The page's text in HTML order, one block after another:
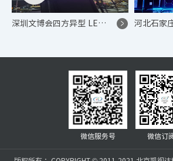
深圳文博会四方异型 LED 创意商业显示项目
微信服务号 微信订